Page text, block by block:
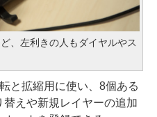
、左利きの人もダイヤルやス
と拡縮用に使い、8個ある
えや新規レイヤーの追加